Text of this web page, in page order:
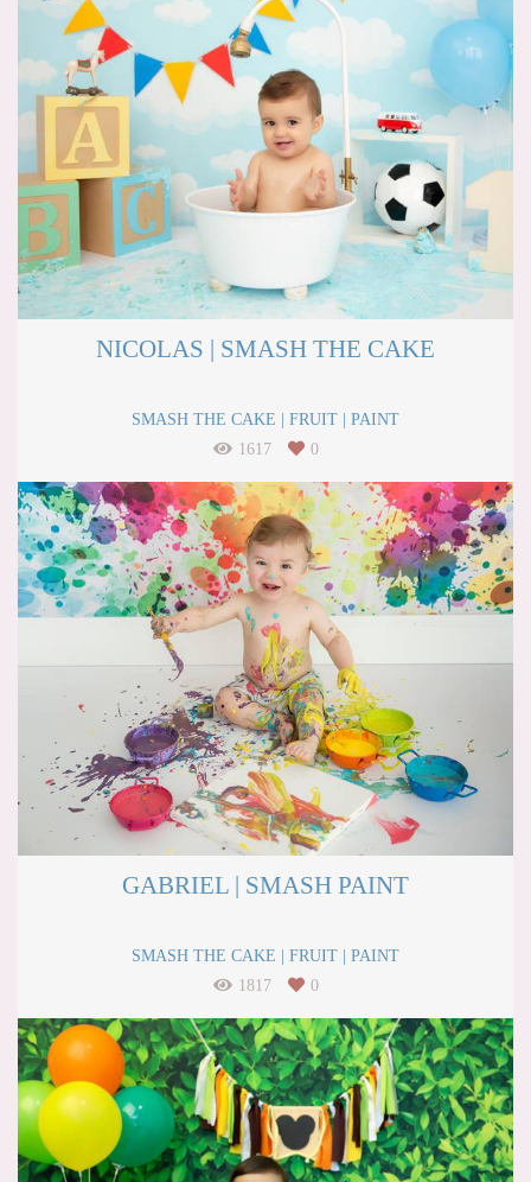
NICOLAS | SMASH THE CAKE
SMASH THE CAKE | FRUIT | PAINT
1617
0
GABRIEL | SMASH PAINT
SMASH THE CAKE | FRUIT | PAINT
1817
0